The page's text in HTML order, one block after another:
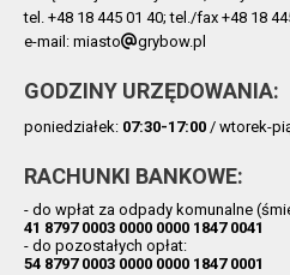
tel. +48 18 445 01 40; tel./fax +48 18
e-mail: miasto
grybow.pl
GODZINY URZĘDOWANIA:
poniedziałek: 07:30-17:00 / wtorek-
RACHUNKI BANKOWE:
- do wpłat za odpady komunalne
41 8797 0003 0000 0000 1847 0041
- do pozostałych opłat:
54 8797 0003 0000 0000 1847 0001